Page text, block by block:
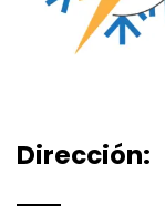
Dirección: